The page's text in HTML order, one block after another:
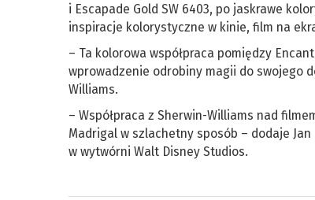
i Escapade Gold SW 6403, po jaskrawe
inspiracje kolorystyczne w kinie, film na
– Ta kolorowa współpraca pomiędzy
wprowadzenie odrobiny magii do swojego
Williams.
– Współpraca z Sherwin-Williams nad
Madrigal w szlachetny sposób – dodaje
w wytwórni Walt Disney Studios.